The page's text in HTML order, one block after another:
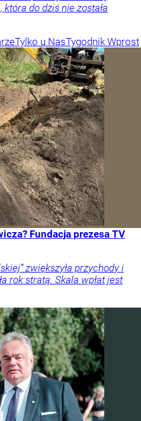
do dziś nie została
Tylko u NasTygodnik Wprost
Fundacja prezesa TV
zwiększyła przychody i
rok stratą. Skala wpłat jest